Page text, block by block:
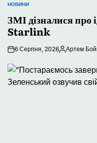
ОПУБЛІКУВАТИ
НОВИНИ
ЗМІ дізналися про
Starlink
6 Серпня, 2026Опубліковано
Артем